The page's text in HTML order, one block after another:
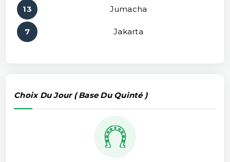
13 Jumacha
7 Jakarta
Choix Du Jour ( Base Du Quinté )